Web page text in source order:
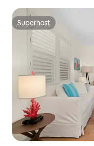
Superhost
Superhost